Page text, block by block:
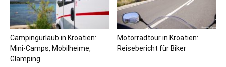
Campingurlaub in Kroatien:
Mini-Camps, Mobilheime,
Glamping
Motorradtour in Kroatien:
Reisebericht für Biker